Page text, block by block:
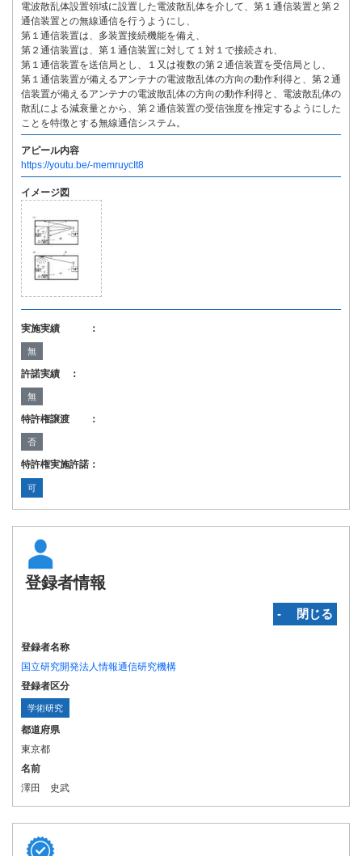
電波散乱体設置領域に設置した電波散乱体を介して、第１通信装置と第２
通信装置との無線通信を行うようにし、
第１通信装置は、多装置接続機能を備え、
第２通信装置は、第１通信装置に対して１対１で接続され、
第１通信装置を送信局とし、１又は複数の第２通信装置を受信局とし、
第１通信装置が備えるアンテナの電波散乱体の方向の動作利得と、第２通
信装置が備えるアンテナの電波散乱体の方向の動作利得と、電波散乱体の
散乱による減衰量とから、第２通信装置の受信強度を推定するようにした
ことを特徴とする無線通信システム。
アピール内容
https://youtu.be/-memruycIt8
イメージ図
実施実績 ：
無
許諾実績 ：
無
特許権譲渡 ：
否
特許権実施許諾：
可
登録者情報
‐ 閉じる
登録者名称
国立研究開発法人情報通信研究機構
登録者区分
学術研究
都道府県
東京都
名前
澤田 史武